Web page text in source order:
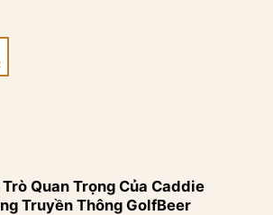
Quan Trọng Của Caddie
Truyền Thông GolfBeer